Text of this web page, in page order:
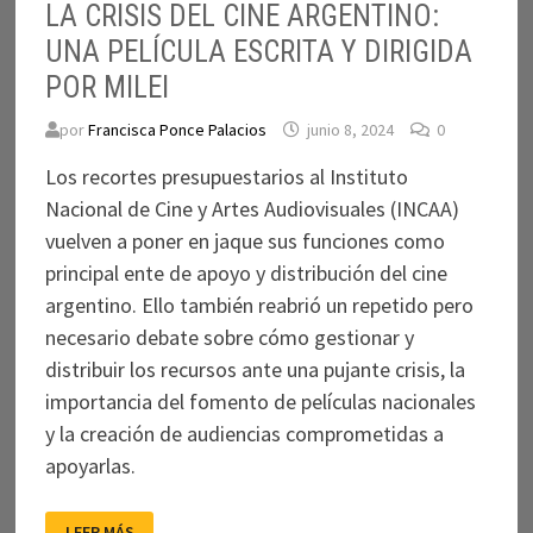
LA CRISIS DEL CINE ARGENTINO:
UNA PELÍCULA ESCRITA Y DIRIGIDA
POR MILEI
porFrancisca Ponce Palacios junio 8, 2024 0
Los recortes presupuestarios al Instituto
Nacional de Cine y Artes Audiovisuales (INCAA)
vuelven a poner en jaque sus funciones como
principal ente de apoyo y distribución del cine
argentino. Ello también reabrió un repetido pero
necesario debate sobre cómo gestionar y
distribuir los recursos ante una pujante crisis, la
importancia del fomento de películas nacionales
y la creación de audiencias comprometidas a
apoyarlas.